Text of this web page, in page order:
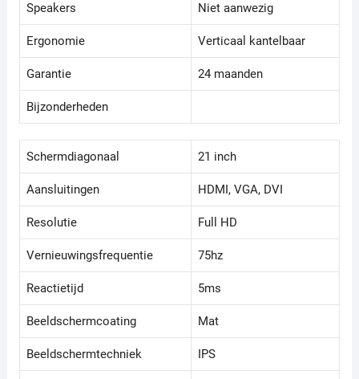
Speakers Niet aanwezig
Ergonomie Verticaal kantelbaar
Garantie 24 maanden
Bijzonderheden
Schermdiagonaal 21 inch
Aansluitingen HDMI, VGA, DVI
Resolutie Full HD
Vernieuwingsfrequentie 75hz
Reactietijd 5ms
Beeldschermcoating Mat
Beeldschermtechniek IPS